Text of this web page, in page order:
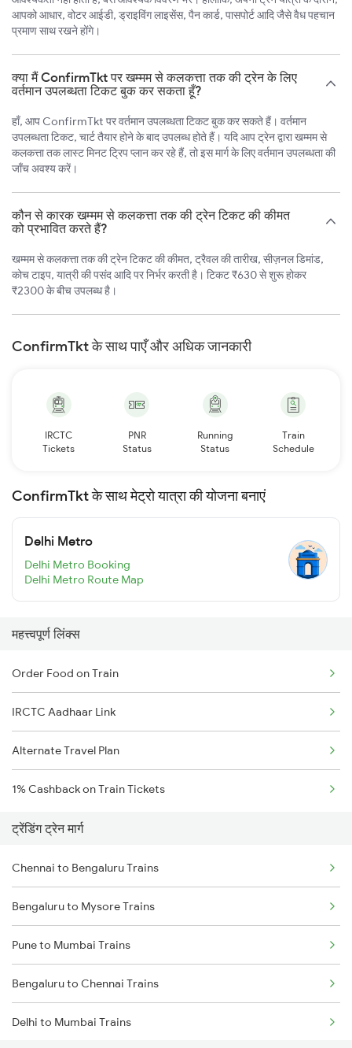
आपको आधार, वोटर आईडी, ड्राइविंग लाइसेंस, पैन कार्ड, पासपोर्ट आदि जैसे वैध पहचान
प्रमाण साथ रखने होंगे।
क्या मैं ConfirmTkt पर खम्मम से कलकत्ता तक की ट्रेन के लिए
वर्तमान उपलब्धता टिकट बुक कर सकता हूँ?
हाँ, आप ConfirmTkt पर वर्तमान उपलब्धता टिकट बुक कर सकते हैं। वर्तमान
उपलब्धता टिकट, चार्ट तैयार होने के बाद उपलब्ध होते हैं। यदि आप ट्रेन द्वारा खम्मम से
कलकत्ता तक लास्ट मिनट ट्रिप प्लान कर रहे हैं, तो इस मार्ग के लिए वर्तमान उपलब्धता की
जाँच अवश्य करें।
कौन से कारक खम्मम से कलकत्ता तक की ट्रेन टिकट की कीमत
को प्रभावित करते हैं?
खम्मम से कलकत्ता तक की ट्रेन टिकट की कीमत, ट्रैवल की तारीख, सीज़नल डिमांड,
कोच टाइप, यात्री की पसंद आदि पर निर्भर करती है। टिकट ₹630 से शुरू होकर
₹2300 के बीच उपलब्ध है।
ConfirmTkt के साथ पाएँ और अधिक जानकारी
IRCTC
Tickets
PNR
Status
Running
Status
Train
Schedule
ConfirmTkt के साथ मेट्रो यात्रा की योजना बनाएं
Delhi Metro
Delhi Metro Booking
Delhi Metro Route Map
महत्त्वपूर्ण लिंक्स
Order Food on Train
IRCTC Aadhaar Link
Alternate Travel Plan
1% Cashback on Train Tickets
ट्रेंडिंग ट्रेन मार्ग
Chennai to Bengaluru Trains
Bengaluru to Mysore Trains
Pune to Mumbai Trains
Bengaluru to Chennai Trains
Delhi to Mumbai Trains